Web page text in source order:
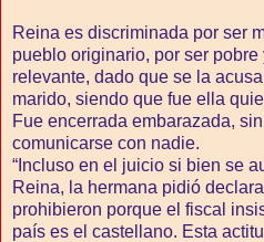
Reina es discriminada por ser
pueblo originario, por ser
relevante, dado que se la
marido, siendo que fue ella
Fue encerrada embarazada,
comunicarse con nadie.
“Incluso en el juicio si bien se
Reina, la hermana pidió
prohibieron porque el fiscal
país es el castellano. Esta